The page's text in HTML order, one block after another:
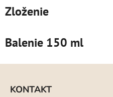
Zloženie
Balenie 150 ml
KONTAKT